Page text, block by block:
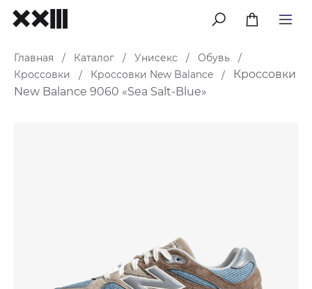
меню
Главная / Каталог / Унисекс / Обувь
/
Кроссовки
/ Кроссовки New Balance /
Кроссовки
New Balance 9060 «Sea Salt-Blue»